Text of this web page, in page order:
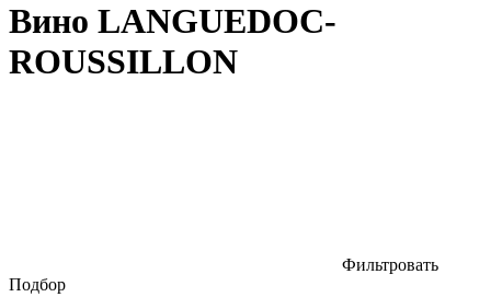
Вино LANGUEDOC-
ROUSSILLON
Фильтровать
Подбор